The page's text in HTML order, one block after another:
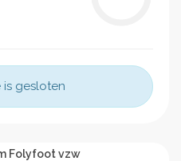
is gesloten
Folyfoot vzw